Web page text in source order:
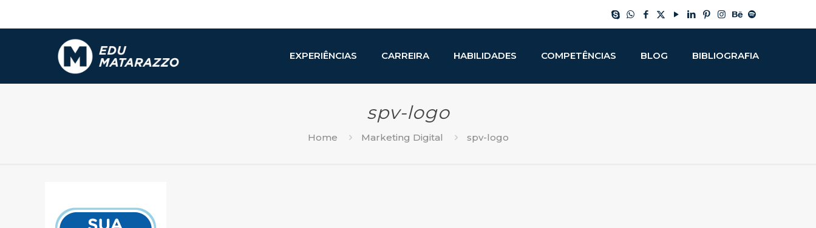
EXPERIÊNCIAS CARREIRA HABILIDADES COMPETÊNCIAS BLOG BIBLIOGRAFIA
spv-logo
Home Marketing Digital spv-logo